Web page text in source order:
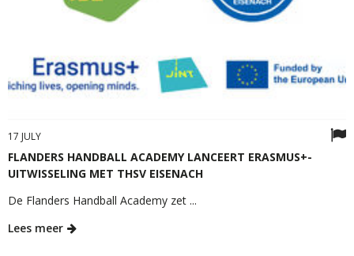
17 JULY
FLANDERS HANDBALL ACADEMY LANCEERT ERASMUS+-
UITWISSELING MET THSV EISENACH
De Flanders Handball Academy zet ...
Lees meer